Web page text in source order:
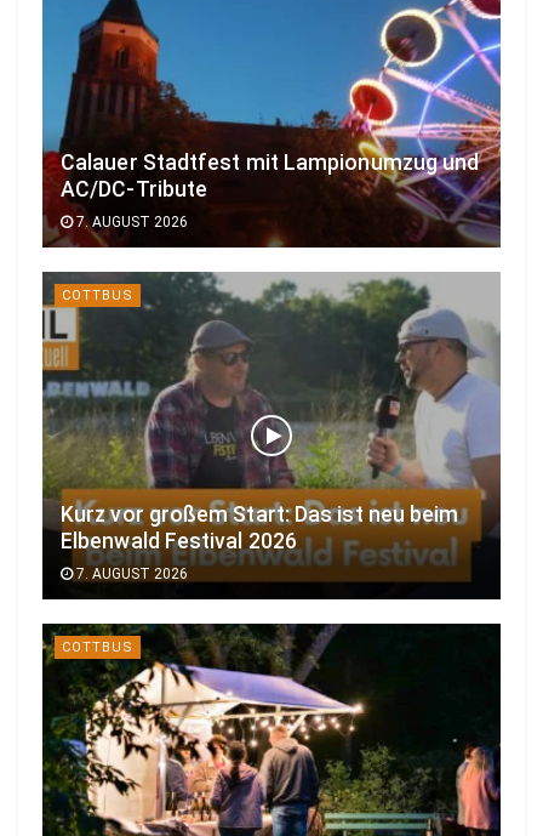
Calauer Stadtfest mit Lampionumzug und
AC/DC-Tribute
7. AUGUST 2026
COTTBUS
Kurz vor großem Start: Das ist neu beim
Elbenwald Festival 2026
7. AUGUST 2026
COTTBUS